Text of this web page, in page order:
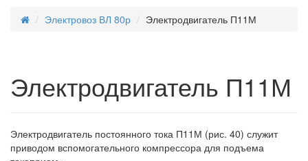
Электровоз ВЛ 80р Электродвигатель П11М
Электродвигатель П11М
Электродвигатель постоянного тока П11М (рис. 40) служит
приводом вспомогательного компрессора для подъема